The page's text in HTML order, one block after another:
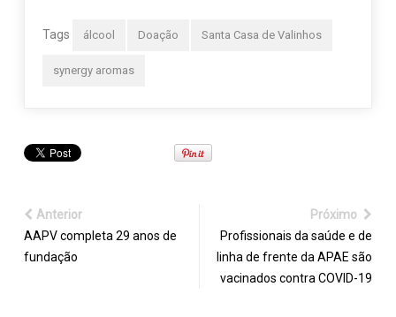
Tags álcool Doação Santa Casa de Valinhos
synergy aromas
Anterior
AAPV completa 29 anos de
fundação
Próximo
Profissionais da saúde e de
linha de frente da APAE são
vacinados contra COVID-19